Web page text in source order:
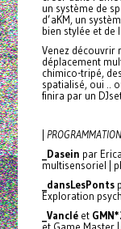
un système de
d’aKM, un
bien stylée et de
Venez découvrir
déplacement
chimico-tripé,
spatialisé, oui ..
finira par un
PROGRAMMATION
_Dasein par
multisensoriel |
_dansLesPonts
Exploration
_Vancléet